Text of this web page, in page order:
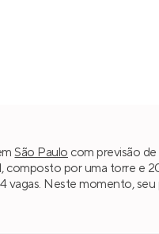
São Paulo com previsão
composto por uma torre e
vagas. Neste momento,